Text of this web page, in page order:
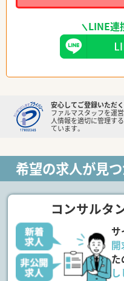
LINE連
安心してご登録いただ
ファルマスタッフを運営
人情報を適切に管理す
ています。
希望の求人が見
コンサルタ
サ
開
た
し